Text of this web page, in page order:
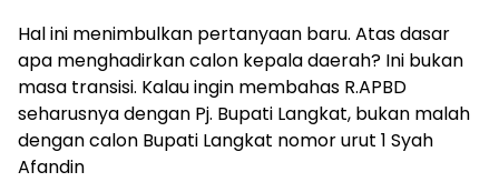
Hal ini menimbulkan pertanyaan baru. Atas dasar
apa menghadirkan calon kepala daerah? Ini bukan
masa transisi. Kalau ingin membahas R.APBD
seharusnya dengan Pj. Bupati Langkat, bukan malah
dengan calon Bupati Langkat nomor urut 1 Syah
Afandin